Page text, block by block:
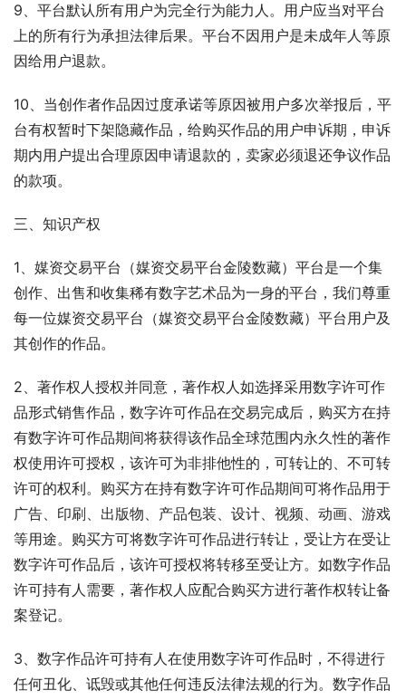
9、平台默认所有用户为完全行为能力人。用户应当对平台
上的所有行为承担法律后果。平台不因用户是未成年人等原
因给用户退款。
10、当创作者作品因过度承诺等原因被用户多次举报后，平
台有权暂时下架隐藏作品，给购买作品的用户申诉期，申诉
期内用户提出合理原因申请退款的，卖家必须退还争议作品
的款项。
三、知识产权
1、媒资交易平台（媒资交易平台金陵数藏）平台是一个集
创作、出售和收集稀有数字艺术品为一身的平台，我们尊重
每一位媒资交易平台（媒资交易平台金陵数藏）平台用户及
其创作的作品。
2、著作权人授权并同意，著作权人如选择采用数字许可作
品形式销售作品，数字许可作品在交易完成后，购买方在持
有数字许可作品期间将获得该作品全球范围内永久性的著作
权使用许可授权，该许可为非排他性的，可转让的、不可转
许可的权利。购买方在持有数字许可作品期间可将作品用于
广告、印刷、出版物、产品包装、设计、视频、动画、游戏
等用途。购买方可将数字许可作品进行转让，受让方在受让
数字许可作品后，该许可授权将转移至受让方。如数字作品
许可持有人需要，著作权人应配合购买方进行著作权转让备
案登记。
3、数字作品许可持有人在使用数字许可作品时，不得进行
任何丑化、诋毁或其他任何违反法律法规的行为。数字作品